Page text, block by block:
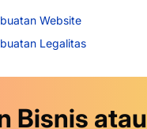
Website
Legalitas
Bisnis atau